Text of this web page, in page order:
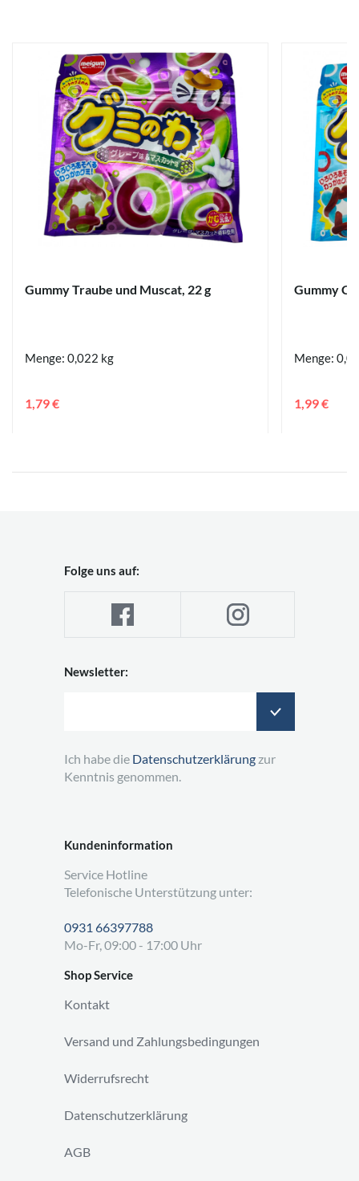
Gummy Traube und Muscat, 22 g
Menge: 0,022 kg
1,79 €
Gummy
Menge:
1,99 €
Kundeninformation
Service Hotline
Telefonische Unterstützung unter:
0931 66397788
Mo-Fr, 09:00 - 17:00 Uhr
Shop Service
Kontakt
Versand und Zahlungsbedingungen
Widerrufsrecht
Datenschutzerklärung
AGB
Folge uns auf:
Newsletter:
Ich habe die Datenschutzerklärung zur
Kenntnis genommen.